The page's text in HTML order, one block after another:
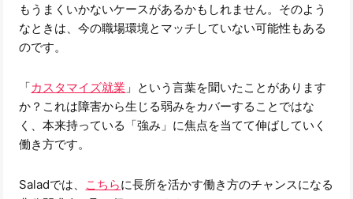
もうまくいかないケースがあるかもしれません。そのよう
なときは、今の職場環境とマッチしていない可能性もある
のです。
「カスタマイズ就業 」という言葉を聞いたことがあります
か？これは障害から生じる弱みをカバーすることではな
く、本来持っている「強み」に焦点を当てて伸ばしていく
働き方です。
Saladでは、 こちらに長所を活かす働き方のチャンスになる